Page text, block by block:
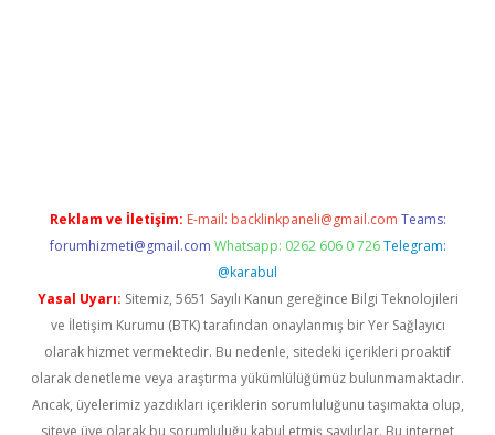
Reklam ve İletişim: E-mail: backlinkpaneli@gmail.com Teams:
forumhizmeti@gmail.com Whatsapp: 0262 606 0 726 Telegram:
@karabul
Yasal Uyarı: Sitemiz, 5651 Sayılı Kanun gereğince Bilgi Teknolojileri
ve İletişim Kurumu (BTK) tarafından onaylanmış bir Yer Sağlayıcı
olarak hizmet vermektedir. Bu nedenle, sitedeki içerikleri proaktif
olarak denetleme veya araştırma yükümlülüğümüz bulunmamaktadır.
Ancak, üyelerimiz yazdıkları içeriklerin sorumluluğunu taşımakta olup,
siteye üye olarak bu sorumluluğu kabul etmiş sayılırlar. Bu internet